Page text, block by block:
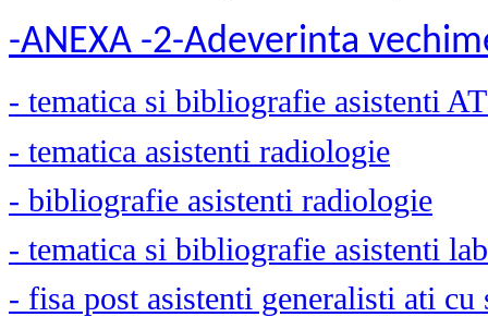
-ANEXA -2-Adeverinta
- tematica si bibliografie asistenti
- tematica asistenti radiologie
- bibliografie asistenti radiologie
- tematica si bibliografie asistenti
- fisa post asistenti generalisti ati cu